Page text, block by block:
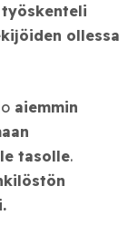
ollessa
aiemmin
tasolle.